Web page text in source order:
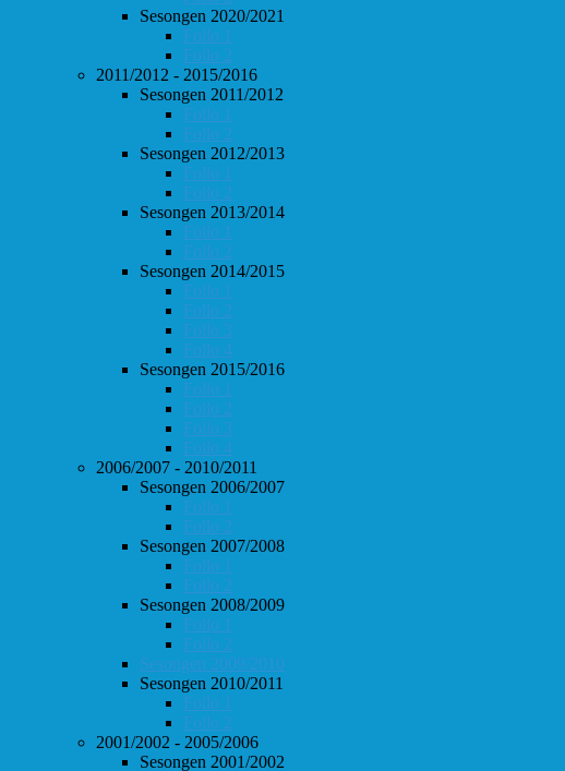
Sesongen 2020/2021
Follo 1
Follo 2
2011/2012 - 2015/2016
Sesongen 2011/2012
Follo 1
Follo 2
Sesongen 2012/2013
Follo 1
Follo 2
Sesongen 2013/2014
Follo 1
Follo 2
Sesongen 2014/2015
Follo 1
Follo 2
Follo 3
Follo 4
Sesongen 2015/2016
Follo 1
Follo 2
Follo 3
Follo 4
2006/2007 - 2010/2011
Sesongen 2006/2007
Follo 1
Follo 2
Sesongen 2007/2008
Follo 1
Follo 2
Sesongen 2008/2009
Follo 1
Follo 2
Sesongen 2009/2010
Sesongen 2010/2011
Follo 1
Follo 2
2001/2002 - 2005/2006
Sesongen 2001/2002